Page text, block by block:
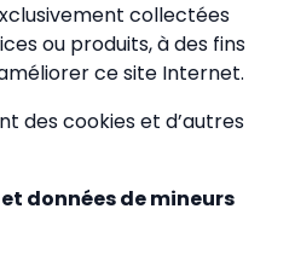
collectées
ou produits, à des fins
ce site Internet.
des cookies et d’autres
données de mineurs